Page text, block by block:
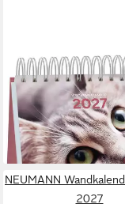
Tierkalender Mini-
Wochenkalender
Katzenweisheiten
10,99 €
lieferbar - in 2-3
NEUMANN
2027